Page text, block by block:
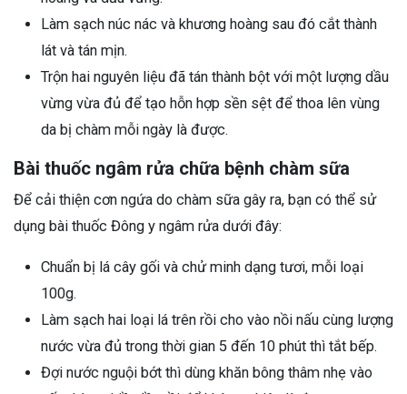
Làm sạch núc nác và khương hoàng sau đó cắt thành
lát và tán mịn.
Trộn hai nguyên liệu đã tán thành bột với một lượng dầu
vừng vừa đủ để tạo hỗn hợp sền sệt để thoa lên vùng
da bị chàm mỗi ngày là được.
Bài thuốc ngâm rửa chữa bệnh chàm sữa
Để cải thiện cơn ngứa do chàm sữa gây ra, bạn có thể sử
dụng bài thuốc Đông y ngâm rửa dưới đây:
Chuẩn bị lá cây gối và chử minh dạng tươi, mỗi loại
100g.
Làm sạch hai loại lá trên rồi cho vào nồi nấu cùng lượng
nước vừa đủ trong thời gian 5 đến 10 phút thì tắt bếp.
Đợi nước nguội bớt thì dùng khăn bông thâm nhẹ vào